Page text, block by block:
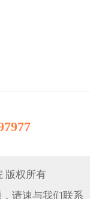
版权所有
请速与我们联系